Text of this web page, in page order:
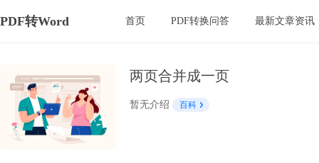
PDF转Word 首页 PDF转换问答 最新文章资讯
两页合并成一页
暂无介绍 百科